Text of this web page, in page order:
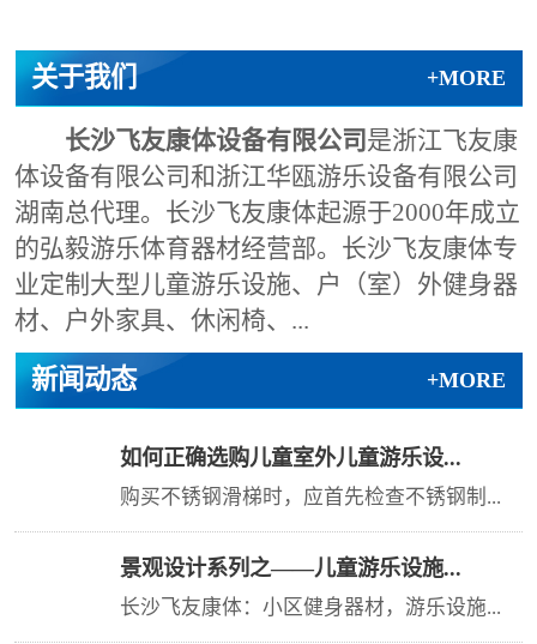
关于我们 +MORE
长沙飞友康体设备有限公司 是浙江飞友康
体设备有限公司和浙江华瓯游乐设备有限公司
湖南总代理。长沙飞友康体起源于2000年成立
的弘毅游乐体育器材经营部。长沙飞友康体专
业定制大型儿童游乐设施、户（室）外健身器
材、户外家具、休闲椅、...
新闻动态 +MORE
如何正确选购儿童室外儿童游乐设...
购买不锈钢滑梯时，应首先检查不锈钢制...
景观设计系列之——儿童游乐设施...
长沙飞友康体：小区健身器材，游乐设施...